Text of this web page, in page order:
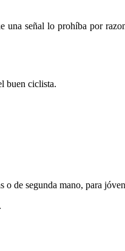
señal lo prohíba por
buen ciclista.
o de segunda mano, para